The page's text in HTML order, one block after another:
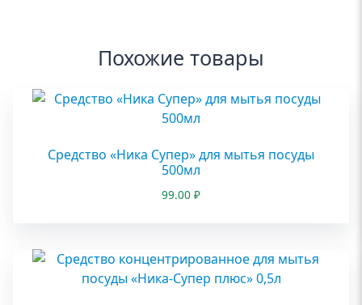
Похожие товары
Средство «Ника Супер» для мытья посуды
500мл
99.00 ₽